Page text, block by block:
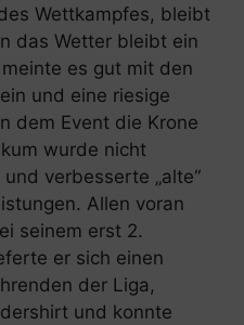
Wettkampfes, bleibt
das Wetter bleibt ein
es gut mit den
und eine riesige
dem Event die Krone
wurde nicht
verbesserte „alte“
Allen voran
seinem erst 2.
er sich einen
der Liga,
und konnte